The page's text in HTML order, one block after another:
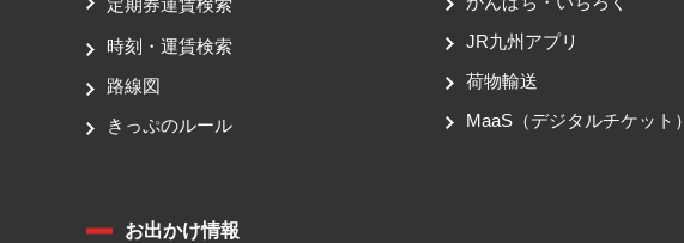
定期券運賃検索
時刻・運賃検索
路線図
きっぷのルール
JR九州アプリ
荷物輸送
MaaS（デジタルチケット）
お出かけ情報